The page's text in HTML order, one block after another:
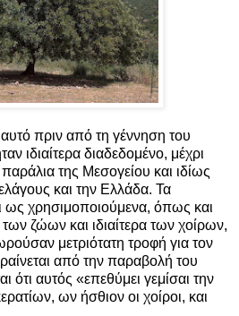
πριν από τη γέννηση του
ιδιαίτερα διαδεδομένο, μέχρι
της Μεσογείου και ιδίως
και την Ελλάδα. Τα
ως χρησιμοποιούμενα, όπως και
ζώων και ιδιαίτερα των χοίρων,
μετριότατη τροφή για τον
από την παραβολή του
αυτός «επεθύμει γεμίσαι την
ων ήσθιον οι χοίροι, και